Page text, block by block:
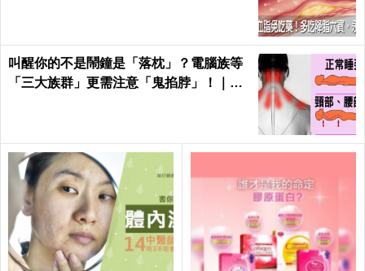
叫醒你的不是鬧鐘是「落枕」？電腦族等
「三大族群」更需注意「鬼掐脖」！｜每